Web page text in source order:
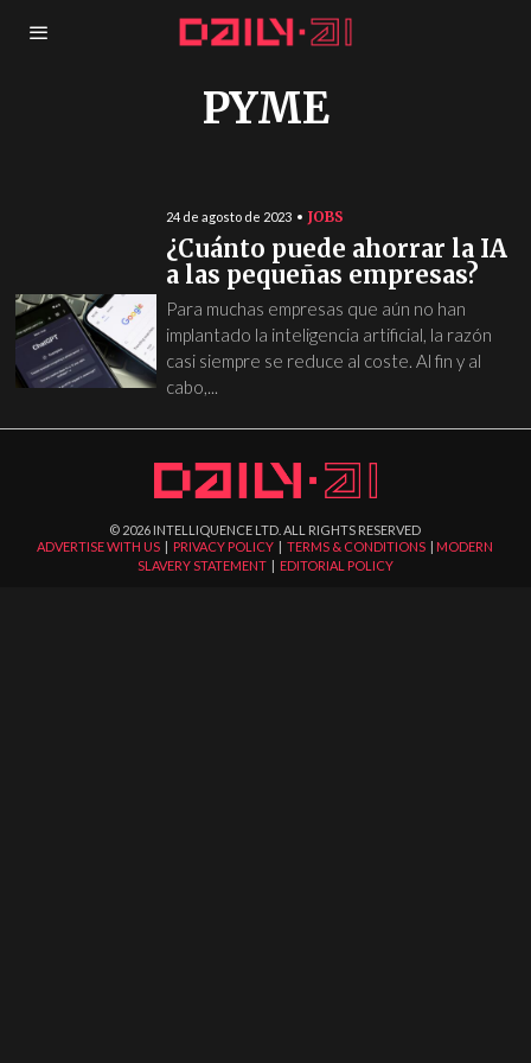
PYME
24 de agosto de 2023 JOBS
¿Cuánto puede ahorrar la IA
a las pequeñas empresas?
Para muchas empresas que aún no han
implantado la inteligencia artificial, la razón
casi siempre se reduce al coste. Al fin y al
cabo,...
© 2026 INTELLIQUENCE LTD. ALL RIGHTS RESERVED
ADVERTISE WITH US | PRIVACY POLICY |TERMS & CONDITIONS | MODERN
SLAVERY STATEMENT| EDITORIAL POLICY